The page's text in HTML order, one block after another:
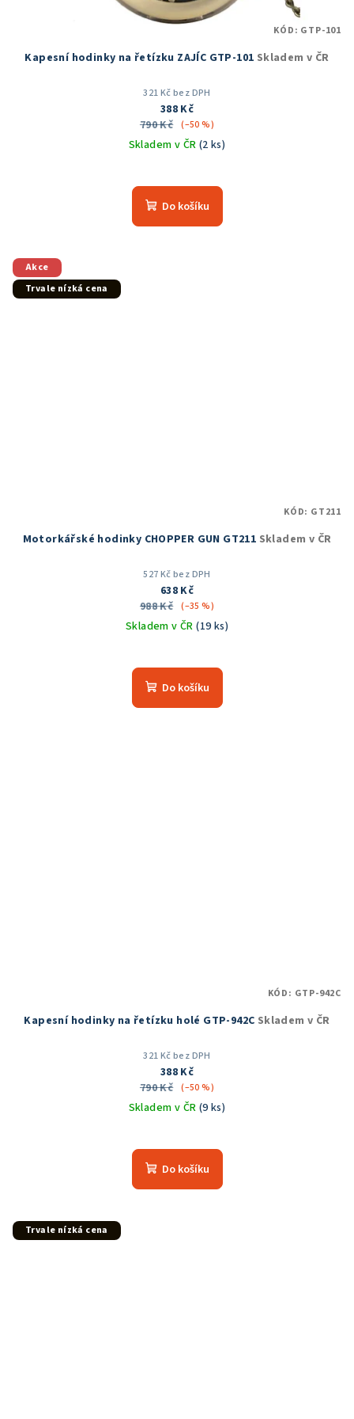
Kapesní hodinky na řetízku ZAJÍC GTP-101 Skladem v ČR
321 Kč bez DPH
388 Kč
790 Kč (–50 %)
Skladem v ČR (2 ks)
hodnocení
produktu
Do košíku
KÓD: GTP-101
Akce
Trvale nízká cena
Motorkářské hodinky CHOPPER GUN GT211 Skladem v ČR
527 Kč bez DPH
638 Kč
988 Kč (–35 %)
Skladem v ČR(19 ks)
hodnocení
produktu
Do košíku
KÓD: GT211
Kapesní hodinky na řetízku holé GTP-942C Skladem v ČR
321 Kč bez DPH
388 Kč
790 Kč (–50 %)
Skladem v ČR (9 ks)
Do košíku
KÓD: GTP-942C
Trvale nízká cena